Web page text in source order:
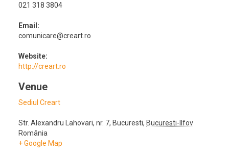
021 318 3804
Email:
comunicare@creart.ro
Website:
http://creart.ro
Venue
Sediul Creart
Str. Alexandru Lahovari, nr. 7, Bucuresti, Bucuresti-Ilfov
România
+ Google Map